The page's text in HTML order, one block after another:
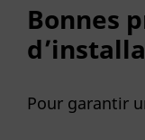
Bonnes
Pour garantir